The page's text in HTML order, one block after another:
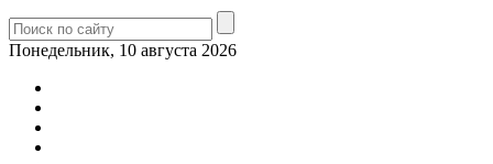
Понедельник, 10 августа 2026